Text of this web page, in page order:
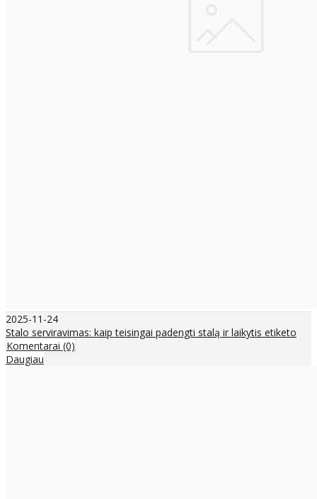
2025-11-24
Stalo serviravimas: kaip teisingai padengti stalą ir laikytis etiketo
Komentarai (0)
Daugiau